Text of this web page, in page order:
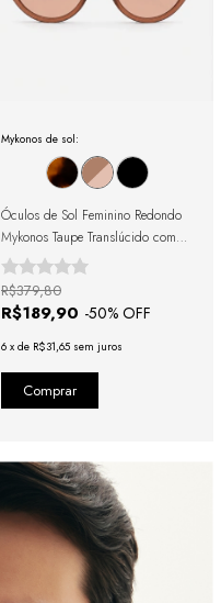
Mykonos de sol:
Óculos de Sol Feminino Redondo
Mykonos Taupe Translúcido com
Lente Rosa
R$189,90 -50% OFF
R$379,80
6 x de R$31,65 sem juros